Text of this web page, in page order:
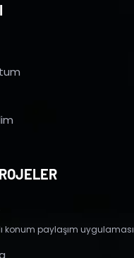
konum paylaşım uygulaması